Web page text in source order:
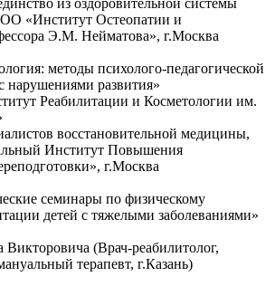
«Институт Остеопатии и
Э.М. Нейматова», г.Москва
методы психолого-педагогической
нарушениями развития»
Реабилитации и Косметологии им.
восстановительной медицины,
Институт Повышения
г.Москва
семинары по физическому
детей с тяжелыми заболеваниями»
Викторовича (Врач-реабилитолог,
терапевт, г.Казань)